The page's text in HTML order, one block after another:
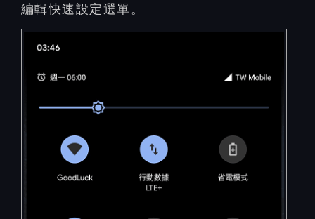
編輯快速設定選單。